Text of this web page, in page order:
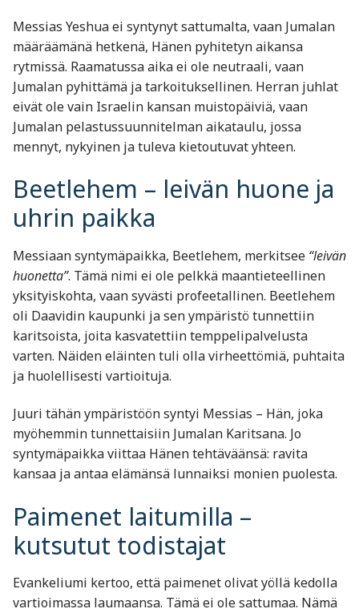
Messias Yeshua ei syntynyt sattumalta, vaan Jumalan
määräämänä hetkenä, Hänen pyhitetyn aikansa
rytmissä. Raamatussa aika ei ole neutraali, vaan
Jumalan pyhittämä ja tarkoituksellinen. Herran juhlat
eivät ole vain Israelin kansan muistopäiviä, vaan
Jumalan pelastussuunnitelman aikataulu, jossa
mennyt, nykyinen ja tuleva kietoutuvat yhteen.
Beetlehem – leivän huone ja
uhrin paikka
Messiaan syntymäpaikka, Beetlehem, merkitsee “leivän
huonetta”. Tämä nimi ei ole pelkkä maantieteellinen
yksityiskohta, vaan syvästi profeetallinen. Beetlehem
oli Daavidin kaupunki ja sen ympäristö tunnettiin
karitsoista, joita kasvatettiin temppelipalvelusta
varten. Näiden eläinten tuli olla virheettömiä, puhtaita
ja huolellisesti vartioituja.
Juuri tähän ympäristöön syntyi Messias – Hän, joka
myöhemmin tunnettaisiin Jumalan Karitsana. Jo
syntymäpaikka viittaa Hänen tehtäväänsä: ravita
kansaa ja antaa elämänsä lunnaiksi monien puolesta.
Paimenet laitumilla –
kutsutut todistajat
Evankeliumi kertoo, että paimenet olivat yöllä kedolla
vartioimassa laumaansa. Tämä ei ole sattumaa. Nämä